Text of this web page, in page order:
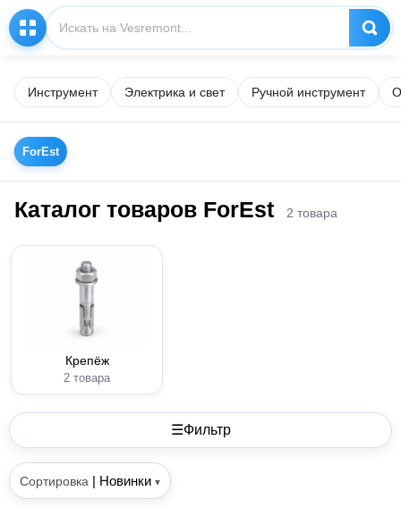
Инструмент Электрика и свет Ручной инструмент
ForEst
Каталог товаров ForEst 2 товара
Крепёж
2 товара
☰Фильтр
Сортировка | Новинки ▾